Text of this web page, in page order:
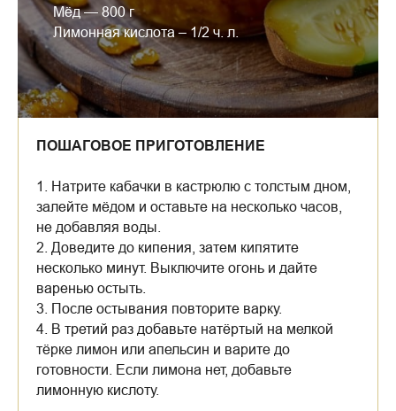
Мёд — 800 г
Лимонная кислота – 1/2 ч. л.
ПОШАГОВОЕ ПРИГОТОВЛЕНИЕ
1. Натрите кабачки в кастрюлю с толстым дном,
залейте мёдом и оставьте на несколько часов,
не добавляя воды.
2. Доведите до кипения, затем кипятите
несколько минут. Выключите огонь и дайте
варенью остыть.
3. После остывания повторите варку.
4. В третий раз добавьте натёртый на мелкой
тёрке лимон или апельсин и варите до
готовности. Если лимона нет, добавьте
лимонную кислоту.